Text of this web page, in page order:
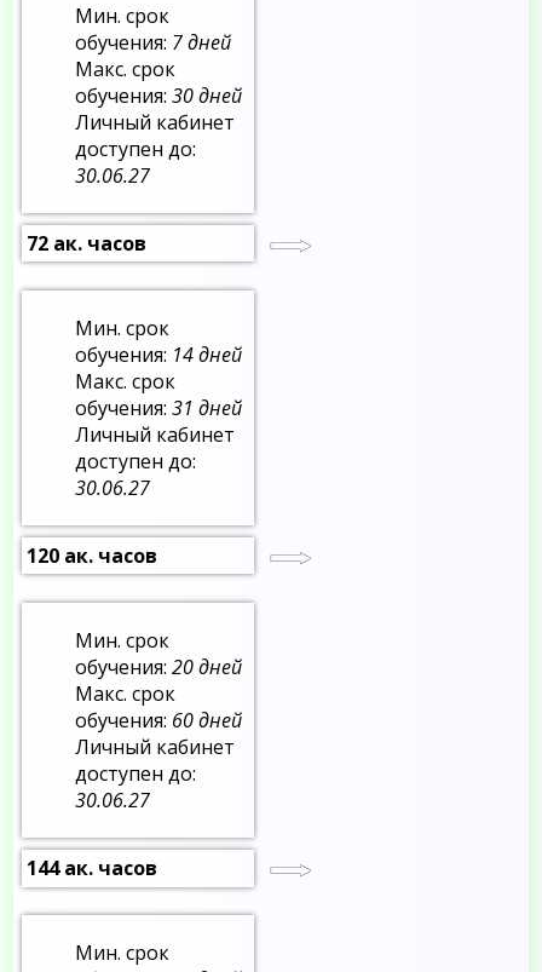
Мин. срок
обучения: 7 дней
Макс. срок
обучения:30 дней
Личный кабинет
доступен до:
30.06.27
72 ак. часов
Мин. срок
обучения: 14 дней
Макс. срок
обучения:31 дней
Личный кабинет
доступен до:
30.06.27
120 ак. часов
Мин. срок
обучения:20 дней
Макс. срок
обучения: 60 дней
Личный кабинет
доступен до:
30.06.27
144 ак. часов
Мин. срок